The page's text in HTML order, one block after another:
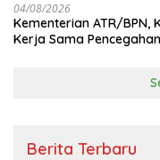
04/08/2026
Kementerian ATR/BPN,
Kerja Sama
Berita Terbaru